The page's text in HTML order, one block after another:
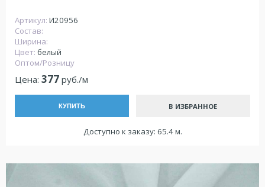
Артикул: И20956
Состав:
Ширина:
Цвет: белый
Оптом/Розницу
Цена: 377 руб./м
КУПИТЬ В ИЗБРАННОЕ
Доступно к заказу: 65.4 м.